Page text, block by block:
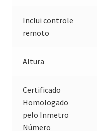
Inclui controle
remoto
Altura
Certificado
Homologado
pelo Inmetro
Número